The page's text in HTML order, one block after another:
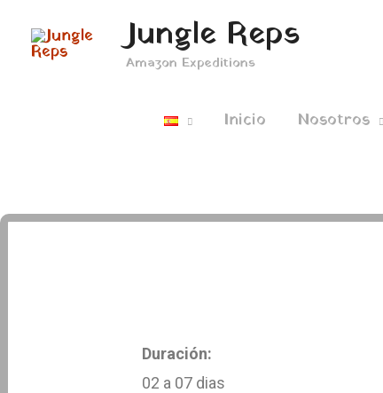
Jungle Reps
Amazon Expeditions
Inicio Nosotros
Duración:
02 a 07 dias